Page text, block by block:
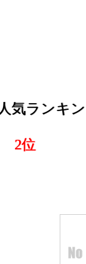
本・雑誌
グ：24位
本・雑誌
気ランキ
2位